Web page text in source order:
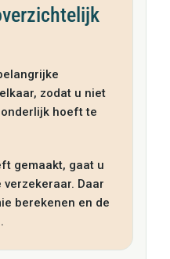
zodat u niet
hoeft te
gemaakt, gaat u
Daar
berekenen en de